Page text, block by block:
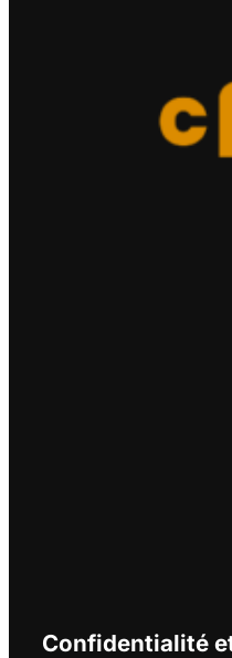
Confidentialité